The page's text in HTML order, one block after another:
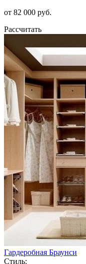
от 82 000 руб.
Рассчитать
Гардеробная Браунси
Стиль: